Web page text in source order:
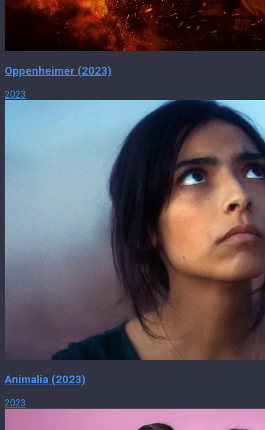
Oppenheimer (2023)
2023
Animalia (2023)
2023